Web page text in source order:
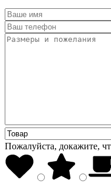
Пожалуйста, докажите,